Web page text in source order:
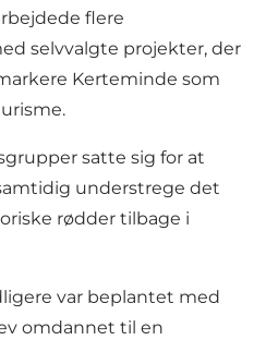
flere
selvvalgte projekter, der
Kerteminde som
satte sig for at
understrege det
rødder tilbage i
var beplantet med
omdannet til en